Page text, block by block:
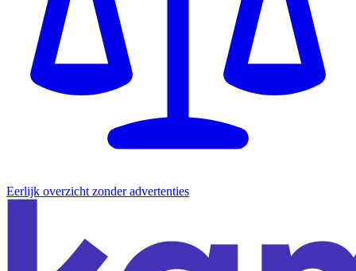
Eerlijk overzicht zonder advertenties